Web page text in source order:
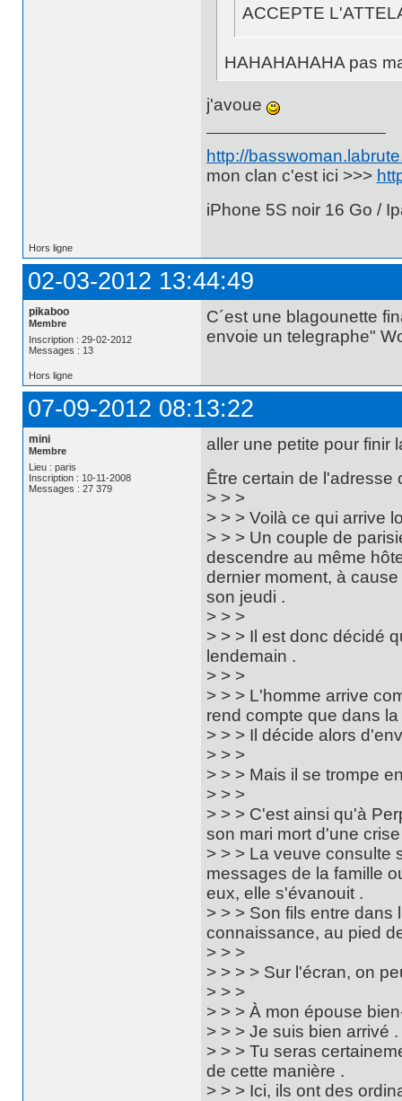
ACCEPTE
HAHAHAHAHA pas
j'avoue
http://
mon clan c'est ici >>>
iPhone 5S noir 16 Go /
Hors ligne
02-03-2012 13:44:49
pikaboo
Membre
Inscription : 29-02-2012
Messages : 13
C´est une blagounette
envoie un telegraphe"
Hors ligne
07-09-2012 08:13:22
mini
Membre
Lieu : paris
Inscription : 10-11-2008
Messages : 27 379
aller une petite pour finir
Être certain de l'adresse
> > >
> > > Voilà ce qui arrive
> > > Un couple de
descendre au même
dernier moment, à
son jeudi .
> > >
> > > Il est donc décidé
lendemain .
> > >
> > > L'homme arrive
rend compte que dans
> > > Il décide alors
> > >
> > > Mais il se trompe
> > >
> > > C'est ainsi qu'à
son mari mort d'une
> > > La veuve consulte
messages de la famille
eux, elle s'évanouit .
> > > Son fils entre
connaissance, au pied
> > >
> > > > Sur l'écran, on
> > >
> > > À mon épouse
> > > Je suis bien arrivé .
> > > Tu seras
de cette manière .
> > > Ici, ils ont des